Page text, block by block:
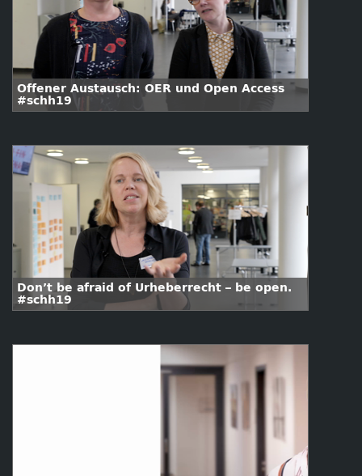
Offener Austausch: OER und Open Access
#schh19
Don’t be afraid of Urheberrecht – be open.
#schh19